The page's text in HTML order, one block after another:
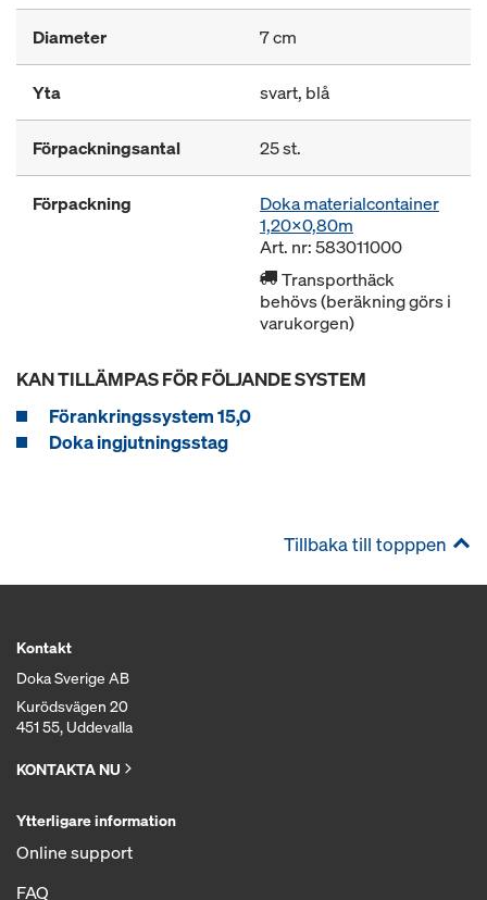
Diameter 7 cm
Yta svart, blå
Förpackningsantal 25 st.
Förpackning
Doka materialcontainer
1,20x0,80m
Art. nr: 583011000
Transporthäck
behövs (beräkning görs i
varukorgen)
KAN TILLÄMPAS FÖR FÖLJANDE SYSTEM
Förankringssystem 15,0
Doka ingjutningsstag
Tillbaka till topppen
Kontakt
Doka Sverige AB
Kurödsvägen 20
451 55, Uddevalla
KONTAKTA NU
Ytterligare information
Online support
FAQ